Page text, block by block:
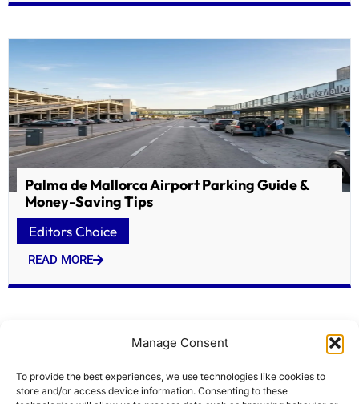
Manage Consent
To provide the best experiences, we use technologies like cookies to
store and/or access device information. Consenting to these
Palma de Mallorca Airport Parking Guide &
Money-Saving Tips
Editors Choice
READ MORE